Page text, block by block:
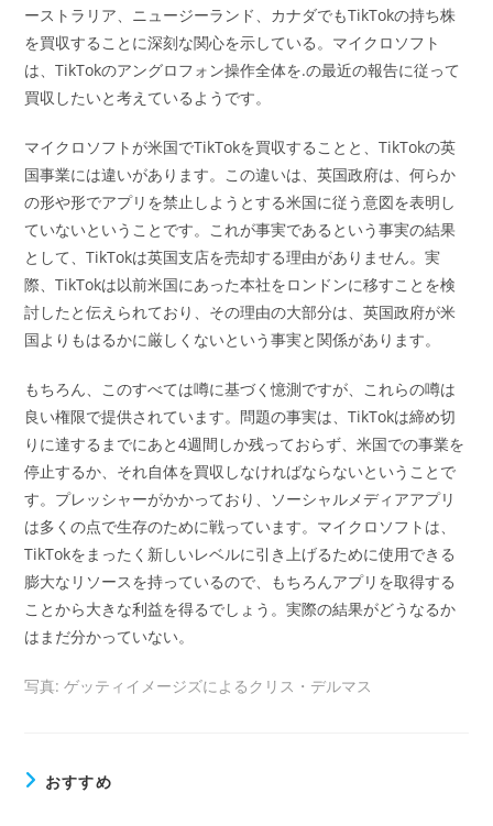
ーストラリア、ニュージーランド、カナダでもTikTokの持ち株
を買収することに深刻な関心を示している。マイクロソフト
は、TikTokのアングロフォン操作全体を.の最近の報告に従って
買収したいと考えているようです。
マイクロソフトが米国でTikTokを買収することと、TikTokの英
国事業には違いがあります。この違いは、英国政府は、何らか
の形や形でアプリを禁止しようとする米国に従う意図を表明し
ていないということです。これが事実であるという事実の結果
として、TikTokは英国支店を売却する理由がありません。実
際、TikTokは以前米国にあった本社をロンドンに移すことを検
討したと伝えられており、その理由の大部分は、英国政府が米
国よりもはるかに厳しくないという事実と関係があります。
もちろん、このすべては噂に基づく憶測ですが、これらの噂は
良い権限で提供されています。問題の事実は、TikTokは締め切
りに達するまでにあと4週間しか残っておらず、米国での事業を
停止するか、それ自体を買収しなければならないということで
す。プレッシャーがかかっており、ソーシャルメディアアプリ
は多くの点で生存のために戦っています。マイクロソフトは、
TikTokをまったく新しいレベルに引き上げるために使用できる
膨大なリソースを持っているので、もちろんアプリを取得する
ことから大きな利益を得るでしょう。実際の結果がどうなるか
はまだ分かっていない。
写真: ゲッティイメージズによるクリス・デルマス
おすすめ